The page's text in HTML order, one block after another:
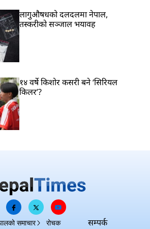
लागुऔषधको दलदलमा नेपाल,
तस्करीको सञ्जाल भयावह
१४ वर्षे किशोर कसरी बने ‘सिरियल
किलर’?
समाचार रोचक सम्पर्क